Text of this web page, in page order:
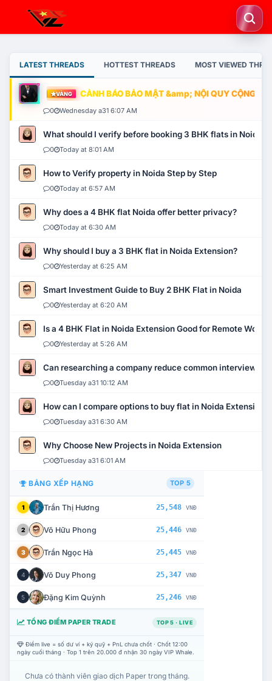
LATEST THREADS HOTTEST THREADS MOST VIEWED
VÀNG CẢNH BÁO BẢO MẬT &amp; NỘI QUY CỘNG
0 Wednesday a31 6:07 AM
What should I verify before booking 3 BHK flats in Noida?
0 Today at 8:01 AM
How to Verify property in Noida Step by Step
0 Today at 6:57 AM
Why does a 4 BHK flat Noida offer better privacy?
0 Today at 6:30 AM
Why should I buy a 3 BHK flat in Noida Extension?
0 Yesterday at 6:25 AM
Smart Investment Guide to Buy 2 BHK Flat in Noida
0 Yesterday at 6:20 AM
Is a 4 BHK Flat in Noida Extension Good for Remote Work?
0 Yesterday at 5:26 AM
Can researching a company reduce common interview
0 Tuesday a31 10:12 AM
How can I compare options to buy flat in Noida Extension?
0 Tuesday a31 6:30 AM
Why Choose New Projects in Noida Extension
0 Tuesday a31 6:01 AM
BẢNG XẾP HẠNG TOP 5
1 Trần Thị Hương 25,548 VNĐ
2 Võ Hữu Phong 25,446 VNĐ
3 Trần Ngọc Hà 25,445 VNĐ
4 Võ Duy Phong 25,347 VNĐ
5 Đặng Kim Quỳnh 25,246 VNĐ
TỔNG ĐIỂM PAPER TRADE TOP 5 · LIVE
Điểm live = số dư ví + ký quỹ + PnL chưa chốt · Chốt 12:00
ngày cuối tháng · Top 1 trên 20.000 đ nhận 30 ngày VIP Whale.
Chưa có thành viên giao dịch Paper trong tháng.